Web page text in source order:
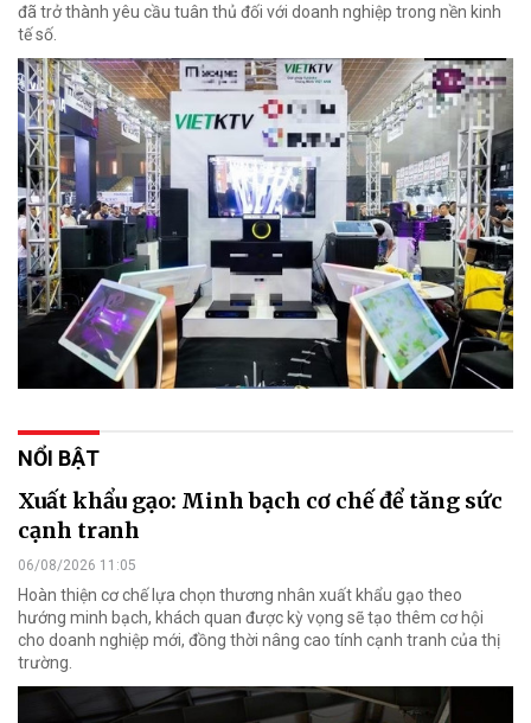
đã trở thành yêu cầu tuân thủ đối với doanh nghiệp trong nền kinh
tế số.
NỔI BẬT
Xuất khẩu gạo: Minh bạch cơ chế để tăng sức
cạnh tranh
06/08/2026 11:05
Hoàn thiện cơ chế lựa chọn thương nhân xuất khẩu gạo theo
hướng minh bạch, khách quan được kỳ vọng sẽ tạo thêm cơ hội
cho doanh nghiệp mới, đồng thời nâng cao tính cạnh tranh của thị
trường.